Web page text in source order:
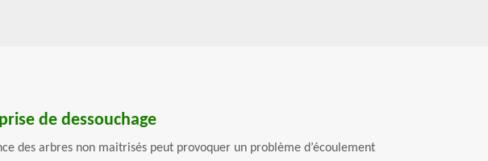
de dessouchage
des arbres non maitrisés peut provoquer un problème d’écoulement